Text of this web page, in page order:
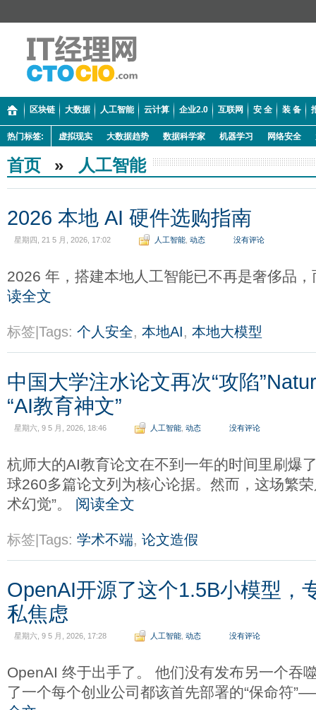
区块链 大数据 人工智能 云计算 企业2.0 互联网 安 全 装 备
热门标签: 虚拟现实 大数据趋势 数据科学家 机器学习 网络安全
首页 » 人工智能
2026 本地 AI 硬件选购指南
星期四, 21 5 月, 2026, 17:02 人工智能 动态 没有评论
2026 年，搭建本地人工智能已不再是奢侈品
读全文
标签|Tags: 个人安全, 本地AI, 本地大模型
中国大学注水论文再次“攻陷
“AI教育神文”
星期六, 9 5 月, 2026, 18:46 人工智能 动态 没有评论
杭师大的AI教育论文在不到一年的时间里刷爆
球260多篇论文列为核心论据。然而，这场繁
术幻觉”。 阅读全文
标签|Tags: 学术不端, 论文造假
OpenAI开源了这个1.5B小模型，
私焦虑
星期六, 9 5 月, 2026, 17:28 人工智能 动态 没有评论
OpenAI 终于出手了。 他们没有发布另一个吞
了一个每个创业公司都该首先部署的“保命符